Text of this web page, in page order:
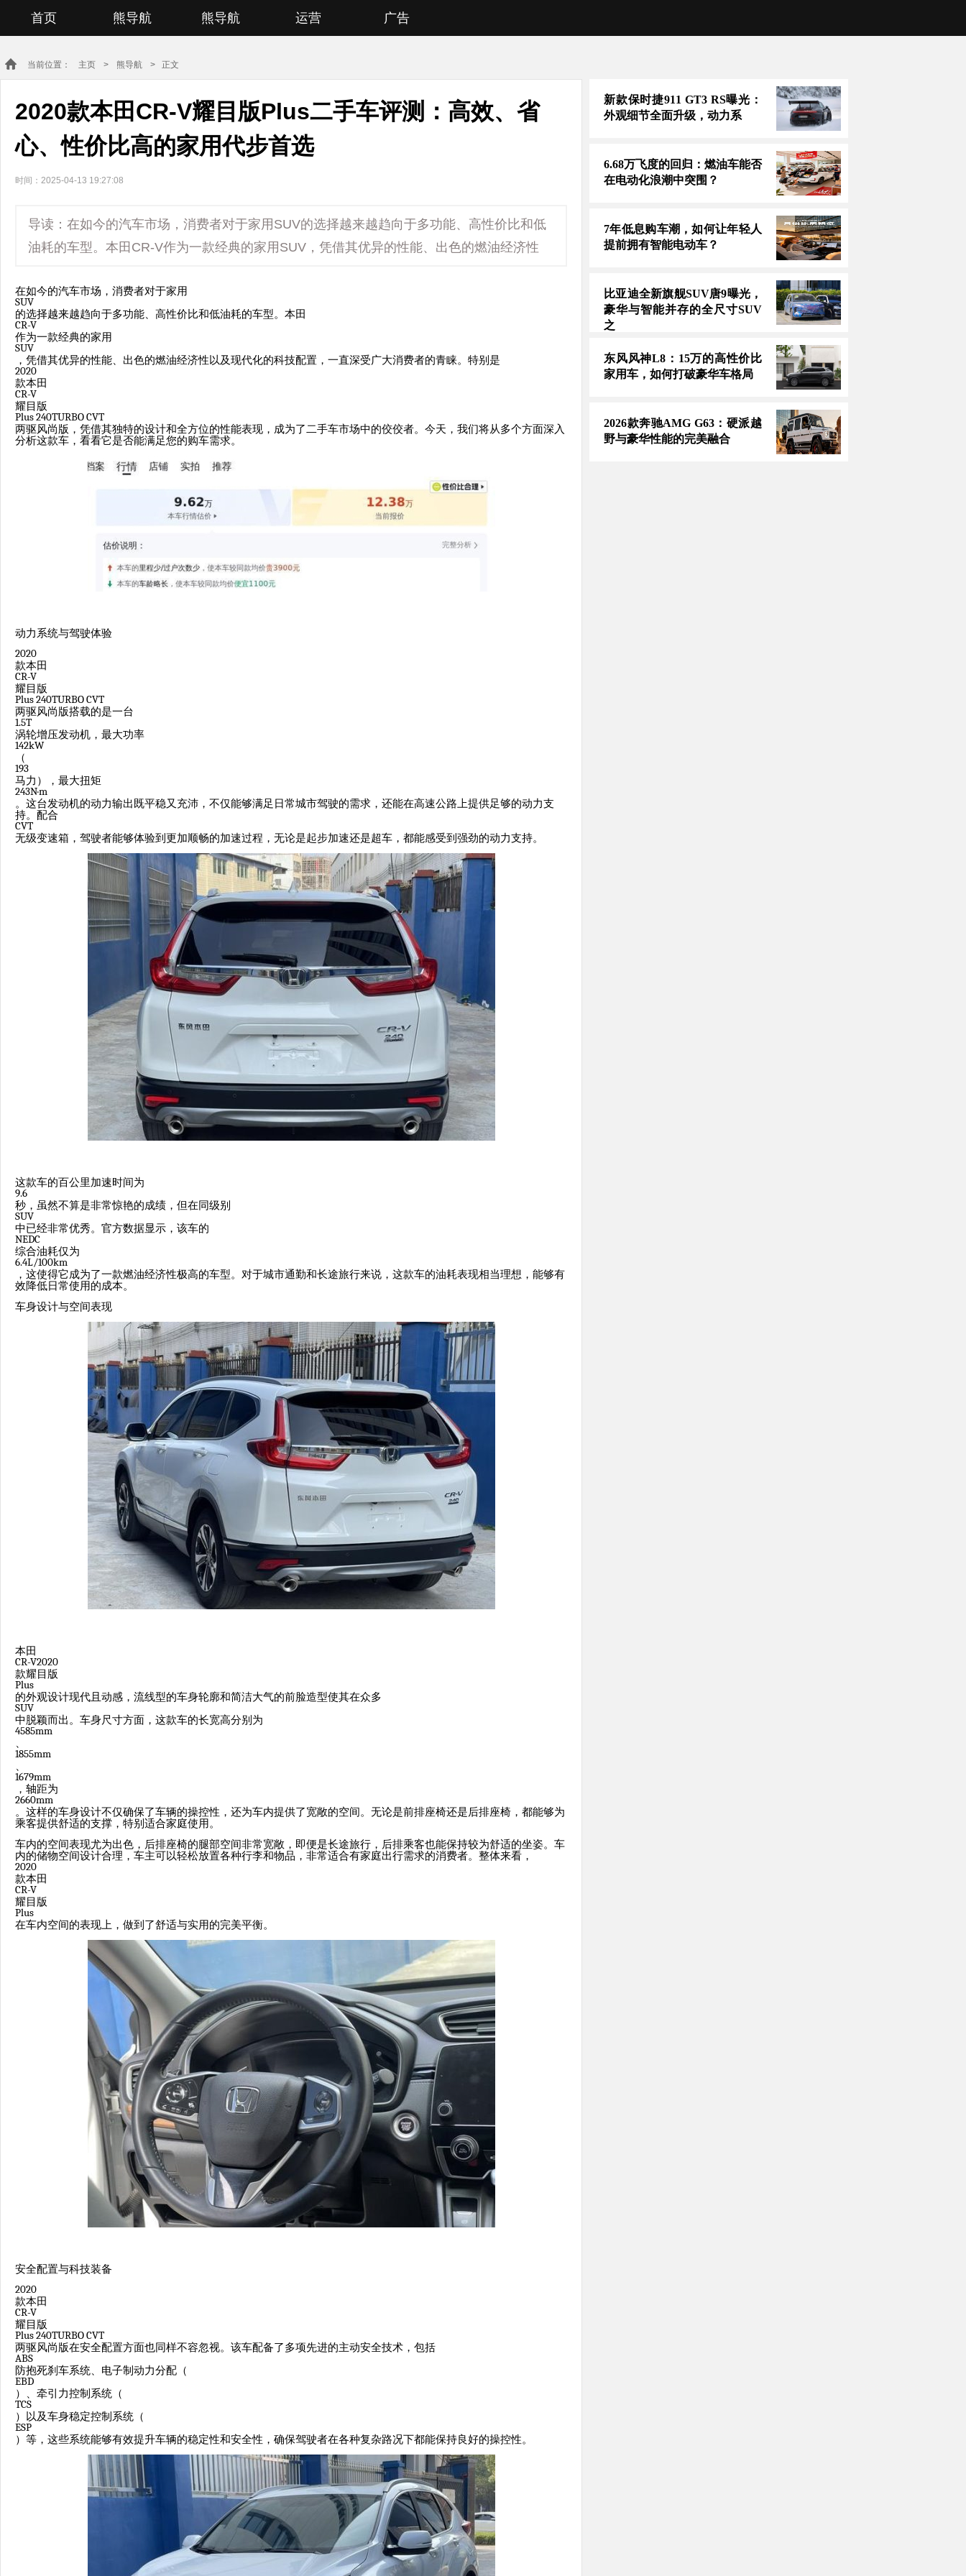
首页 熊导航 熊导航 运营 广告
当前位置： 主页 > 熊导航 > 正文
2020款本田CR-V耀目版Plus二手车评测：高效、省
心、性价比高的家用代步首选
时间：2025-04-13 19:27:08
导读：在如今的汽车市场，消费者对于家用SUV的选择越来越趋向于多功能、高性价比和低
油耗的车型。本田CR-V作为一款经典的家用SUV，凭借其优异的性能、出色的燃油经济性
在如今的汽车市场，消费者对于家用
SUV
的选择越来越趋向于多功能、高性价比和低油耗的车型。本田
CR-V
作为一款经典的家用
SUV
，凭借其优异的性能、出色的燃油经济性以及现代化的科技配置，一直深受广大消费者的青睐。特别是
2020
款本田
CR-V
耀目版
Plus 240TURBO CVT
两驱风尚版，凭借其独特的设计和全方位的性能表现，成为了二手车市场中的佼佼者。今天，我们将从多个方面深入
分析这款车，看看它是否能满足您的购车需求。
动力系统与驾驶体验
2020
款本田
CR-V
耀目版
Plus 240TURBO CVT
两驱风尚版搭载的是一台
1.5T
涡轮增压发动机，最大功率
142kW
（
193
马力），最大扭矩
243N·m
。这台发动机的动力输出既平稳又充沛，不仅能够满足日常城市驾驶的需求，还能在高速公路上提供足够的动力支
持。配合
CVT
无级变速箱，驾驶者能够体验到更加顺畅的加速过程，无论是起步加速还是超车，都能感受到强劲的动力支持。
这款车的百公里加速时间为
9.6
秒，虽然不算是非常惊艳的成绩，但在同级别
SUV
中已经非常优秀。官方数据显示，该车的
NEDC
综合油耗仅为
6.4L/100km
，这使得它成为了一款燃油经济性极高的车型。对于城市通勤和长途旅行来说，这款车的油耗表现相当理想，能够有
效降低日常使用的成本。
车身设计与空间表现
本田
CR-V2020
款耀目版
Plus
的外观设计现代且动感，流线型的车身轮廓和简洁大气的前脸造型使其在众多
SUV
中脱颖而出。车身尺寸方面，这款车的长宽高分别为
4585mm
1855mm
1679mm
，轴距为
2660mm
。这样的车身设计不仅确保了车辆的操控性，还为车内提供了宽敞的空间。无论是前排座椅还是后排座椅，都能够为
乘客提供舒适的支撑，特别适合家庭使用。
车内的空间表现尤为出色，后排座椅的腿部空间非常宽敞，即便是长途旅行，后排乘客也能保持较为舒适的坐姿。车
内的储物空间设计合理，车主可以轻松放置各种行李和物品，非常适合有家庭出行需求的消费者。整体来看，
2020
款本田
CR-V
耀目版
Plus
在车内空间的表现上，做到了舒适与实用的完美平衡。
安全配置与科技装备
2020
款本田
CR-V
耀目版
Plus 240TURBO CVT
两驱风尚版在安全配置方面也同样不容忽视。该车配备了多项先进的主动安全技术，包括
ABS
防抱死刹车系统、电子制动力分配（
EBD
）、牵引力控制系统（
TCS
）以及车身稳定控制系统（
ESP
）等，这些系统能够有效提升车辆的稳定性和安全性，确保驾驶者在各种复杂路况下都能保持良好的操控性。
新款保时捷911 GT3 RS曝光：
外观细节全面升级，动力系
6.68万飞度的回归：燃油车能否
在电动化浪潮中突围？
7年低息购车潮，如何让年轻人
提前拥有智能电动车？
比亚迪全新旗舰SUV唐9曝光，
豪华与智能并存的全尺寸SUV
之
东风风神L8：15万的高性价比
家用车，如何打破豪华车格局
2026款奔驰AMG G63：硬派越
野与豪华性能的完美融合